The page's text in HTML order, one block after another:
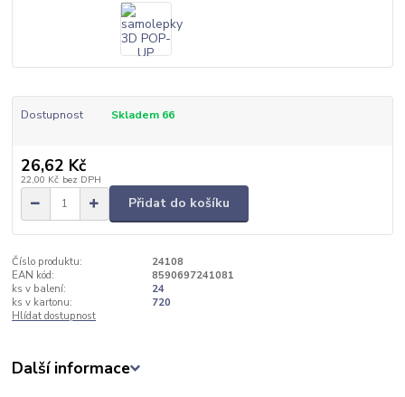
Dostupnost Skladem 66
26,62 Kč
22,00 Kč bez DPH
Přidat do košíku
Číslo produktu:
24108
EAN kód:
8590697241081
ks v balení:
24
ks v kartonu:
720
Hlídat dostupnost
Další informace